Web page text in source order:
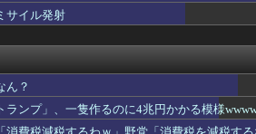
サイル発射
ん？
ランプ」、一隻作るのに4兆円かかる模様